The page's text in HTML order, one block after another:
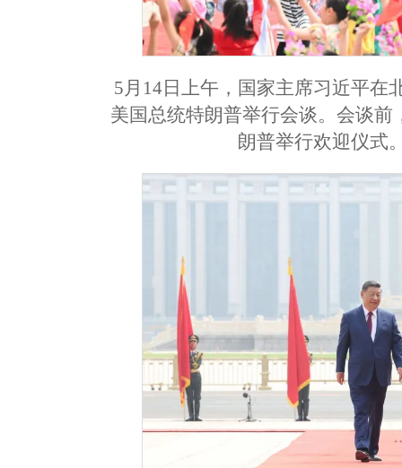
5月14日上午，国家主席习近平在
美国总统特朗普举行会谈。会谈
朗普举行欢迎仪式